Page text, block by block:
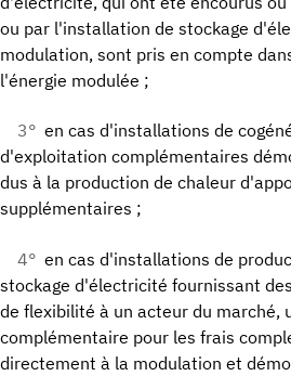
ou par l'installation de stockage
modulation, sont pris en compte
l'énergie modulée ;
3° en cas d'installations de
d'exploitation complémentaires
dus à la production de chaleur
supplémentaires ;
4° en cas d'installations de
stockage d'électricité fournissant
de flexibilité à un acteur du marché,
complémentaire pour les frais
directement à la modulation et